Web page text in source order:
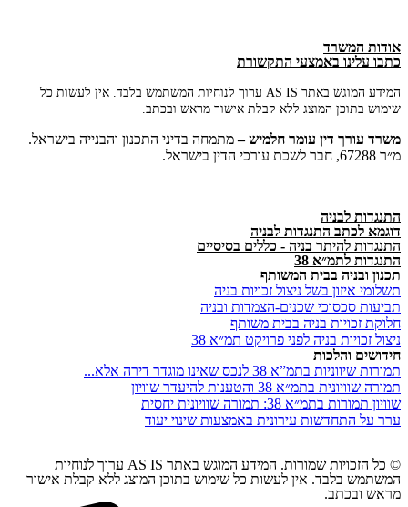
אודות המשרד
כתבו עלינו באמצעי התקשורת
המידע המוגש באתר AS IS ערוך לנוחיות המשתמש בלבד. אין לעשות כל
שימוש בתוכן המוצג ללא קבלת אישור מראש ובכתב.
משרד עורך דין עומר חלמיש –מתמחה בדיני התכנון והבנייה בישראל.
מ״ר 67288, חבר לשכת עורכי הדין בישראל.
התנגדות לבניה
דוגמא לכתב התנגדות לבניה
התנגדות להיתר בניה - כללים בסיסיים
התנגדות לתמ״א 38
תכנון ובניה בבית המשותף
תשלומי איזון בשל ניצול זכויות בניה
תביעות סכסוכי שכנים-הצמדות ובניה
חלוקת זכויות בניה בבית משותף
ניצול זכויות בניה לפני פרויקט תמ״א 38
חידושים והלכות
תמורות שיווניות בתמ”א 38 לנכס שאינו מוגדר דירה אלא...
תמורה שוויונית בתמ״א 38 והטענות להיעדר שוויון
שוויון תמורות בתמ״א 38: תמורה שוויונית יחסית
ערר על התחדשות עירונית באמצעות שינוי יעוד
© כל הזכויות שמורות. המידע המוגש באתר AS IS ערוך לנוחיות
המשתמש בלבד. אין לעשות כל שימוש בתוכן המוצג ללא קבלת אישור
מראש ובכתב.